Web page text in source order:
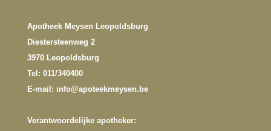
Apotheek Meysen Leopoldsburg
Diestersteenweg 2
3970 Leopoldsburg
Tel: 011/340400
E-mail: info@apoteekmeysen.be
Verantwoordelijke apotheker: